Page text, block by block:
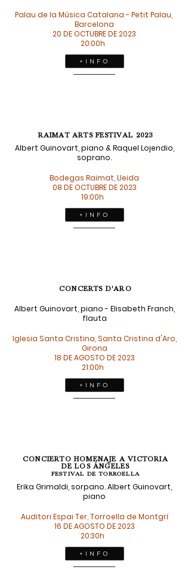
Palau de la Música Catalana - Petit Palau,
Barcelona
20 DE OCTUBRE DE 2023
20:00h
+ I N F O
RAIMAT ARTS FESTIVAL 2023
Albert Guinovart, piano & Raquel Lojendio,
soprano.
Bodegas Raimat, Lleida
08 DE OCTUBRE DE 2023
19:00h
+ I N F O
CONCERTS D'ARO
Albert Guinovart, piano - Elisabeth Franch,
flauta
Iglesia Santa Cristina, Santa Cristina d'Aro,
Girona
18 DE AGOSTO DE 2023
21:00h
+ I N F O
CONCIERTO HOMENAJE A VICTORIA
DE LOS ÁNGELES
FESTIVAL DE TORROELLA
Erika Grimaldi, sorpano. Albert Guinovart,
piano
Auditori Espai Ter, Torroella de Montgrí
16 DE AGOSTO DE 2023
20:30h
+ I N F O